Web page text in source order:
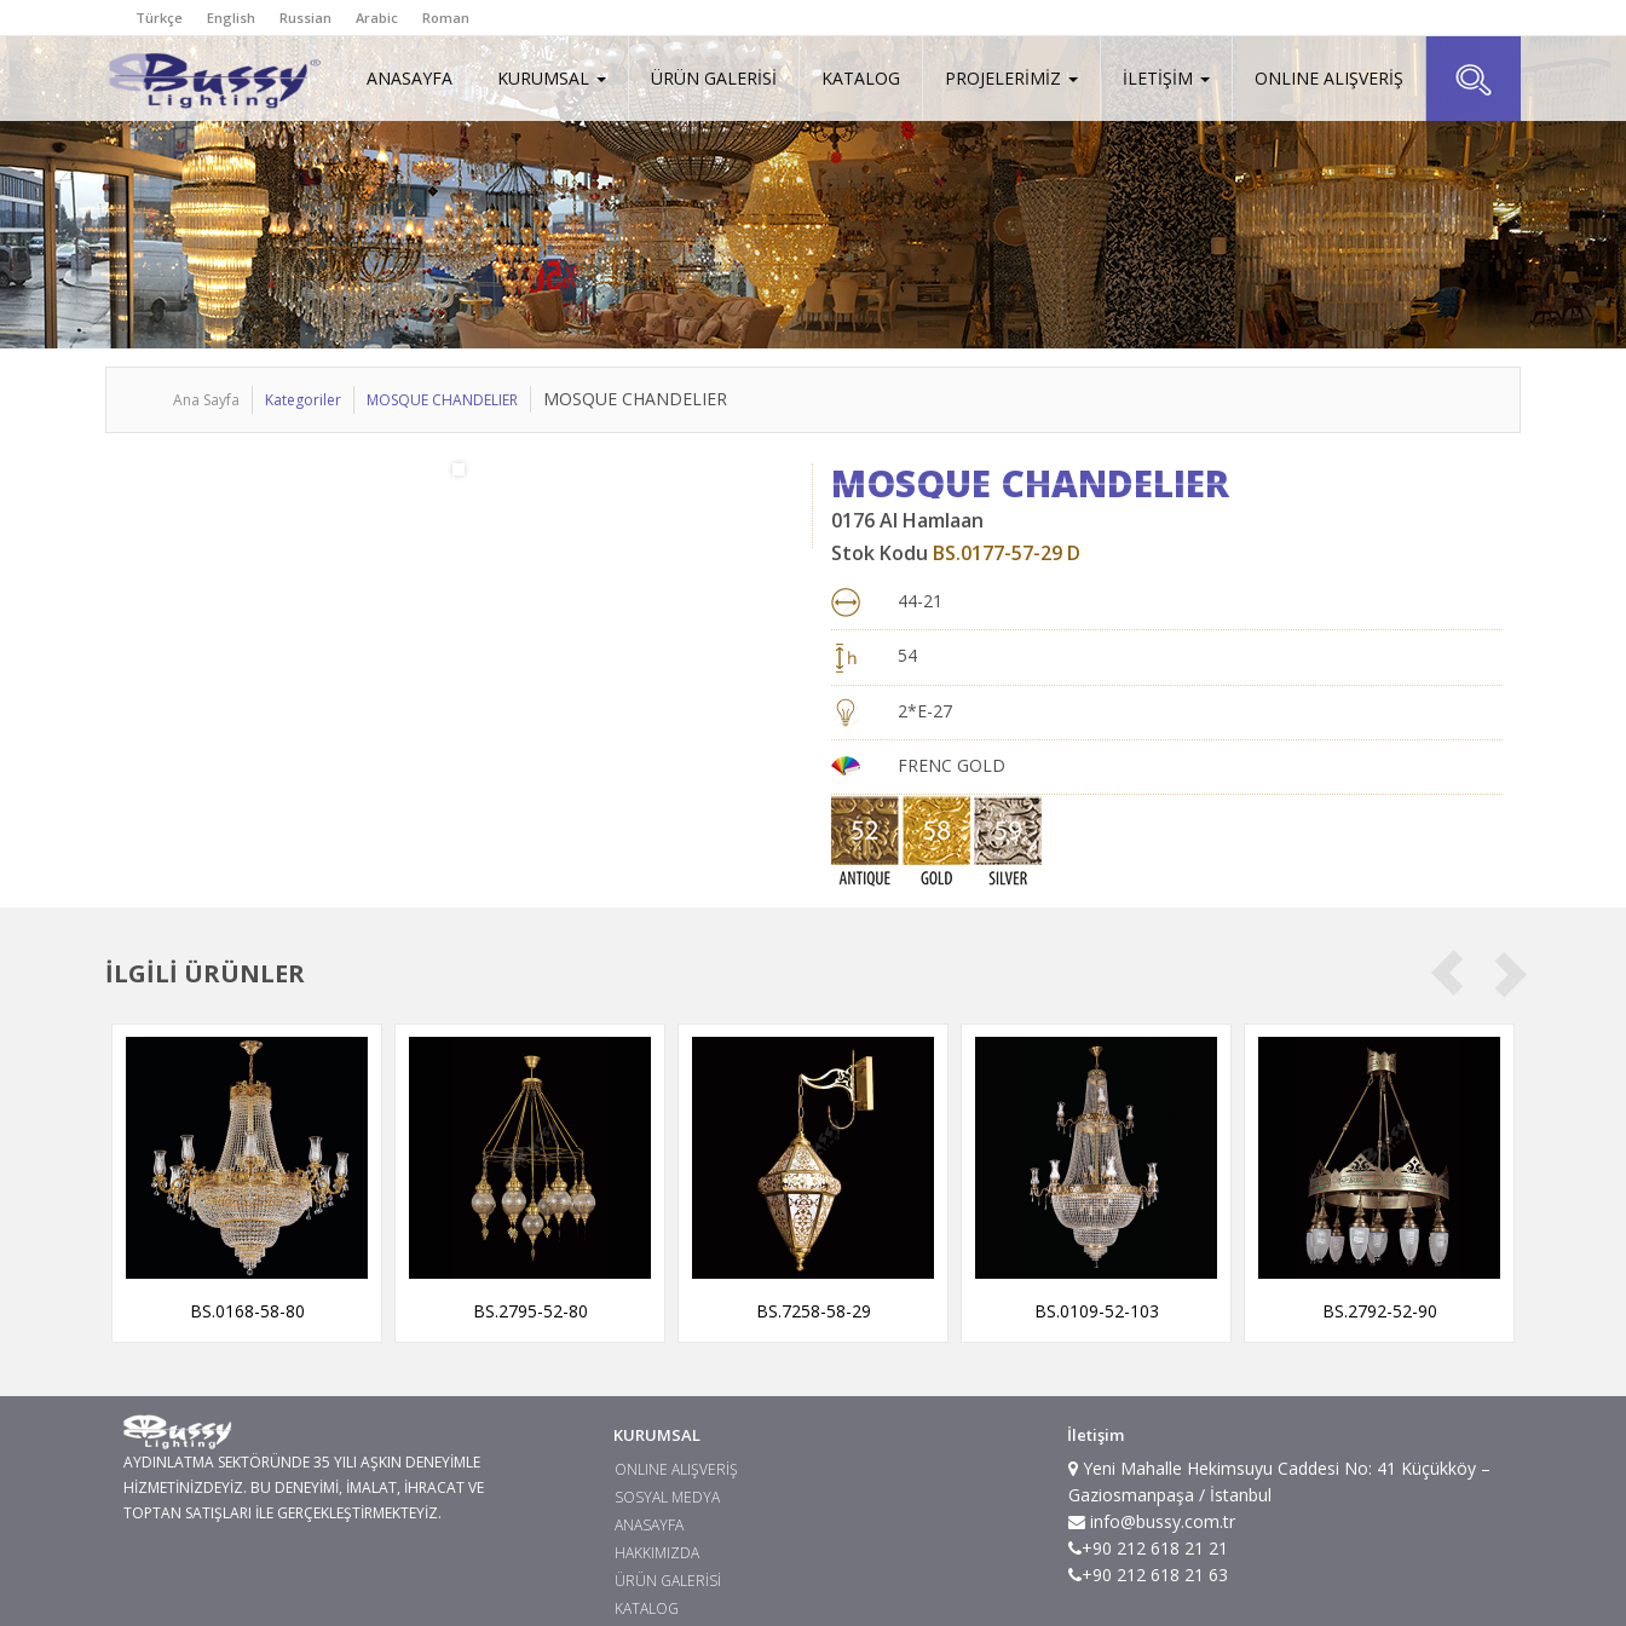
Türkçe English Russian Arabic Roman
ANASAYFA KURUMSAL ÜRÜN GALERİSİ KATALOG PROJELERİMİZ İLETİŞİM ONLINE ALIŞVERİŞ
Ana Sayfa Kategoriler MOSQUE CHANDELIER MOSQUE CHANDELIER
MOSQUE CHANDELIER
0176 Al Hamlaan
Stok Kodu BS.0177-57-29 D
44-21
54
2*E-27
FRENC GOLD
İLGİLİ ÜRÜNLER
BS.0168-58-80 BS.2795-52-80 BS.7258-58-29 BS.0109-52-103 BS.2792-52-90
AYDINLATMA SEKTÖRÜNDE 35 YILI AŞKIN DENEYİMLE
HİZMETİNİZDEYİZ. BU DENEYİMİ, İMALAT, İHRACAT VE
TOPTAN SATIŞLARI İLE GERÇEKLEŞTİRMEKTEYİZ.
KURUMSAL
ONLINE ALIŞVERİŞ
SOSYAL MEDYA
ANASAYFA
HAKKIMIZDA
ÜRÜN GALERİSİ
KATALOG
İletişim
Yeni Mahalle Hekimsuyu Caddesi No: 41 Küçükköy –
Gaziosmanpaşa / İstanbul
info@bussy.com.tr
+90 212 618 21 21
+90 212 618 21 63